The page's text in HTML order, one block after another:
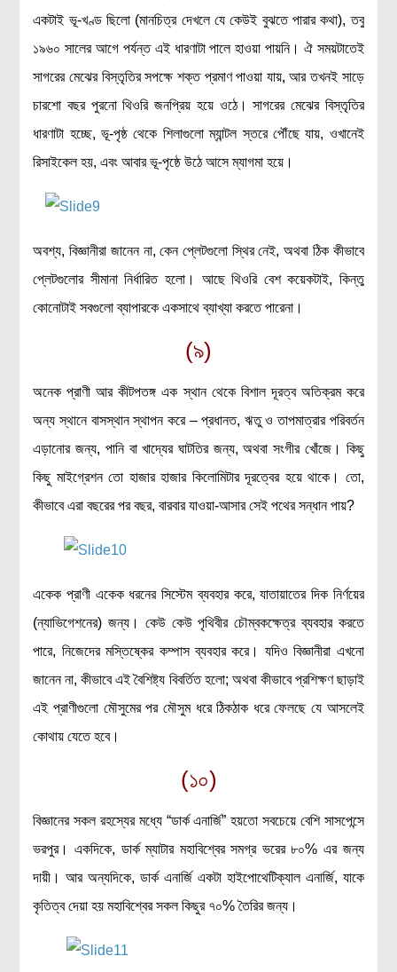
একটাই ভূ-খণ্ড ছিলো (মানচিত্র দেখলে যে কেউই বুঝতে পারার কথা), তবু
১৯৬০ সালের আগে পর্যন্ত এই ধারণাটা পালে হাওয়া পায়নি। ঐ সময়টাতেই
সাগরের মেঝের বিস্তৃতির সপক্ষে শক্ত প্রমাণ পাওয়া যায়, আর তখনই সাড়ে
চারশো বছর পুরনো থিওরি জনপ্রিয় হয়ে ওঠে। সাগরের মেঝের বিস্তৃতির
ধারণাটা হচ্ছে, ভূ-পৃষ্ঠ থেকে শিলাগুলো ম্যান্টল স্তরে পৌঁছে যায়, ওখানেই
রিসাইকেল হয়, এবং আবার ভূ-পৃষ্ঠে উঠে আসে ম্যাগমা হয়ে।
অবশ্য, বিজ্ঞানীরা জানেন না, কেন প্লেটগুলো স্থির নেই, অথবা ঠিক কীভাবে
প্লেটগুলোর সীমানা নির্ধারিত হলো। আছে থিওরি বেশ কয়েকটাই, কিন্তু
কোনোটাই সবগুলো ব্যাপারকে একসাথে ব্যাখ্যা করতে পারেনা।
(৯)
অনেক প্রাণী আর কীটপতঙ্গ এক স্থান থেকে বিশাল দূরত্ব অতিক্রম করে
অন্য স্থানে বাসস্থান স্থাপন করে – প্রধানত, ঋতু ও তাপমাত্রার পরিবর্তন
এড়ানোর জন্য, পানি বা খাদ্যের ঘাটতির জন্য, অথবা সংগীর খোঁজে। কিছু
কিছু মাইগ্রেশন তো হাজার হাজার কিলোমিটার দূরত্বের হয়ে থাকে। তো,
কীভাবে এরা বছরের পর বছর, বারবার যাওয়া-আসার সেই পথের সন্ধান পায়?
একেক প্রাণী একেক ধরনের সিস্টেম ব্যবহার করে, যাতায়াতের দিক নির্ণয়ের
(ন্যাভিগেশনের) জন্য। কেউ কেউ পৃথিবীর চৌম্বকক্ষেত্র ব্যবহার করতে
পারে, নিজেদের মস্তিষ্কের কম্পাস ব্যবহার করে। যদিও বিজ্ঞানীরা এখনো
জানেন না, কীভাবে এই বৈশিষ্ট্য বিবর্তিত হলো; অথবা কীভাবে প্রশিক্ষণ ছাড়াই
এই প্রাণীগুলো মৌসুমের পর মৌসুম ধরে ঠিকঠাক ধরে ফেলছে যে আসলেই
কোথায় যেতে হবে।
(১০)
বিজ্ঞানের সকল রহস্যের মধ্যে “ডার্ক এনার্জি” হয়তো সবচেয়ে বেশি সাসপেন্সে
ভরপুর। একদিকে, ডার্ক ম্যাটার মহাবিশ্বের সমগ্র ভরের ৮০% এর জন্য
দায়ী। আর অন্যদিকে, ডার্ক এনার্জি একটা হাইপোথেটিক্যাল এনার্জি, যাকে
কৃতিত্ব দেয়া হয় মহাবিশ্বের সকল কিছুর ৭০% তৈরির জন্য।